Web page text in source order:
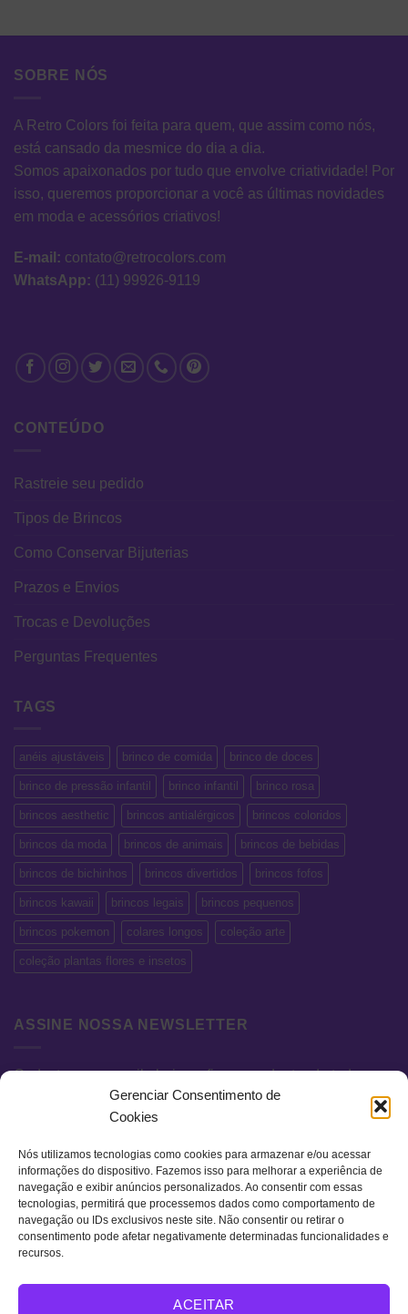
Gerenciar Consentimento de
Cookies
Nós utilizamos tecnologias como cookies para armazenar e/ou acessar
informações do dispositivo. Fazemos isso para melhorar a experiência de
navegação e exibir anúncios personalizados. Ao consentir com essas
tecnologias, permitirá que processemos dados como comportamento de
navegação ou IDs exclusivos neste site. Não consentir ou retirar o
consentimento pode afetar negativamente determinadas funcionalidades e
recursos.
ACEITAR
SOBRE NÓS
A Retro Colors foi feita para quem, que assim como nós,
está cansado da mesmice do dia a dia.
Somos apaixonados por tudo que envolve criatividade! Por
isso, queremos proporcionar a você as últimas novidades
em moda e acessórios criativos!
E-mail: contato@retrocolors.com
WhatsApp: (11) 99926-9119
CONTEÚDO
Rastreie seu pedido
Tipos de Brincos
Como Conservar Bijuterias
Prazos e Envios
Trocas e Devoluções
Perguntas Frequentes
TAGS
anéis ajustáveis brinco de comida brinco de doces
brinco de pressão infantil brinco infantil brinco rosa
brincos aesthetic brincos antialérgicos brincos coloridos
brincos da moda brincos de animais brincos de bebidas
brincos de bichinhos brincos divertidos brincos fofos
brincos kawaii brincos legais brincos pequenos
brincos pokemon colares longos coleção arte
coleção plantas flores e insetos
ASSINE NOSSA NEWSLETTER
Cadastre seu e-mail abaixo e fique por dentro de todas as
novidades e promoções exclusivas.
Visa MasterCard